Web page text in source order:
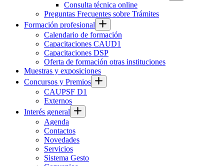
Consulta técnica online
Preguntas Frecuentes sobre Trámites
Formación profesional
Calendario de formación
Capacitaciones CAUD1
Capacitaciones DSP
Oferta de formación otras instituciones
Muestras y exposiciones
Concursos y Premios
CAUPSF D1
Externos
Interés general
Agenda
Contactos
Novedades
Servicios
Sistema Gesto